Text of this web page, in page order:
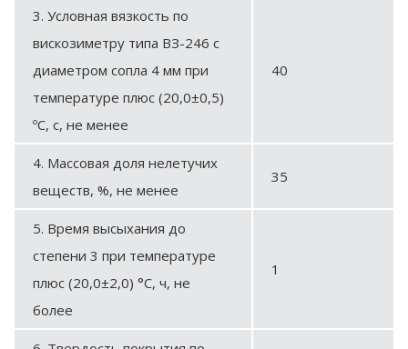
3. Условная вязкость по
вискозиметру типа ВЗ-246 с
диаметром сопла 4 мм при
температуре плюс (20,0±0,5)
ºС, с, не менее
40
4. Массовая доля нелетучих
веществ, %, не менее
35
5. Время высыхания до
степени 3 при температуре
плюс (20,0±2,0) °С, ч, не
более
1